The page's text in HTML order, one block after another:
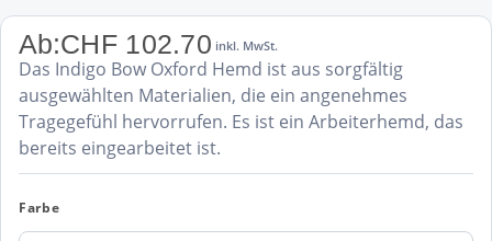
Ab:CHF102.70 inkl. MwSt.
Das Indigo Bow Oxford Hemd ist aus sorgfältig
ausgewählten Materialien, die ein angenehmes
Tragegefühl hervorrufen. Es ist ein Arbeiterhemd, das
bereits eingearbeitet ist.
Farbe